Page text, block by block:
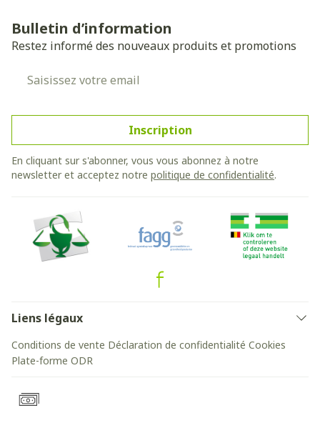
Bulletin d’information
Restez informé des nouveaux produits et promotions
Inscription
En cliquant sur s'abonner, vous vous abonnez à notre
newsletter et acceptez notre politique de confidentialité.
Liens légaux
Conditions de vente Déclaration de confidentialité Cookies
Plate-forme ODR